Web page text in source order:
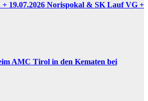
+ 19.07.2026 Norispokal & SK Lauf VG +
AMC Tirol in den Kematen bei